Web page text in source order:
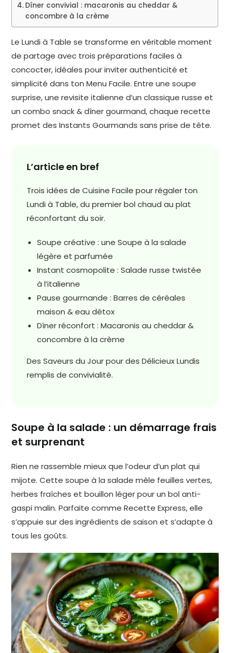
Dîner convivial : macaronis au cheddar &
concombre à la crème
Le Lundi à Table se transforme en véritable moment
de partage avec trois préparations faciles à
concocter, idéales pour inviter authenticité et
simplicité dans ton Menu Facile. Entre une soupe
surprise, une revisite italienne d’un classique russe et
un combo snack & dîner gourmand, chaque recette
promet des Instants Gourmands sans prise de tête.
L’article en bref
Trois idées de Cuisine Facile pour régaler ton
Lundi à Table, du premier bol chaud au plat
réconfortant du soir.
Soupe créative : une Soupe à la salade
légère et parfumée
Instant cosmopolite : Salade russe twistée
à l’italienne
Pause gourmande : Barres de céréales
maison & eau détox
Dîner réconfort : Macaronis au cheddar &
concombre à la crème
Des Saveurs du Jour pour des Délicieux Lundis
remplis de convivialité.
Soupe à la salade : un démarrage frais
et surprenant
Rien ne rassemble mieux que l’odeur d’un plat qui
mijote. Cette soupe à la salade mêle feuilles vertes,
herbes fraîches et bouillon léger pour un bol anti-
gaspi malin. Parfaite comme Recette Express, elle
s’appuie sur des ingrédients de saison et s’adapte à
tous les goûts.